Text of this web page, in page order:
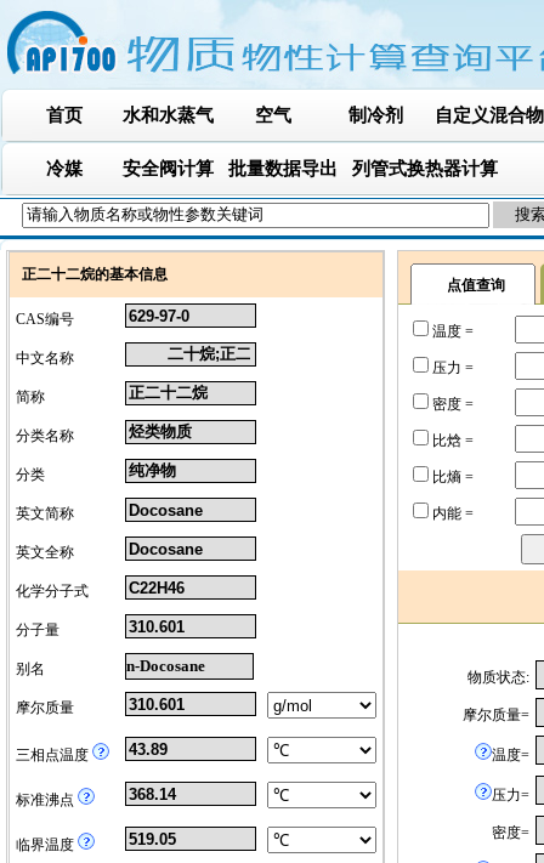
首页 水和水蒸气 空气 制冷剂 自定义混合物
冷媒 安全阀计算 批量数据导出 列管式换热器计算
正二十二烷的基本信息
CAS编号
中文名称
简称
分类名称
分类
英文简称
英文全称
化学分子式
分子量
别名 n-Docosane
摩尔质量
三相点温度
标准沸点
临界温度
点值查询
温度 =
压力 =
密度 =
比焓 =
比熵 =
内能 =
物质状态:
摩尔质量=
温度=
压力=
密度=